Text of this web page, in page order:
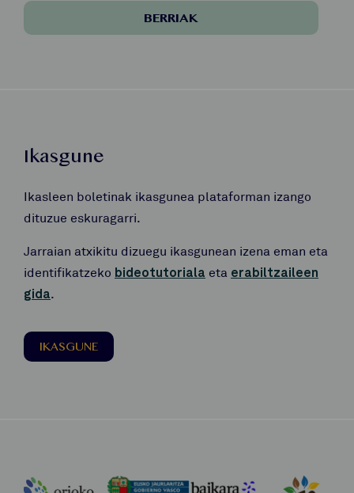
BERRIAK
Ikasgune
Ikasleen boletinak ikasgunea plataforman izango
dituzue eskuragarri.
Jarraian atxikitu dizuegu ikasgunean izena eman eta
identifikatzeko bideotutoriala eta erabiltzaileen
gida.
IKASGUNE